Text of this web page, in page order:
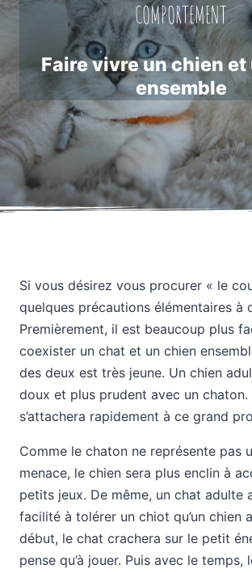
COMPORTEMENT
Faire vivre un chien
ensemble
Si vous désirez vous procurer « le
quelques précautions élémentaires à
Premièrement, il est beaucoup plus
coexister un chat et un chien
des deux est très jeune. Un chien
doux et plus prudent avec un chaton.
s’attachera rapidement à ce grand
Comme le chaton ne représente pas
menace, le chien sera plus enclin à
petits jeux. De même, un chat adulte
facilité à tolérer un chiot qu’un chien
début, le chat crachera sur le petit
pense qu’à jouer. Puis avec le temps,